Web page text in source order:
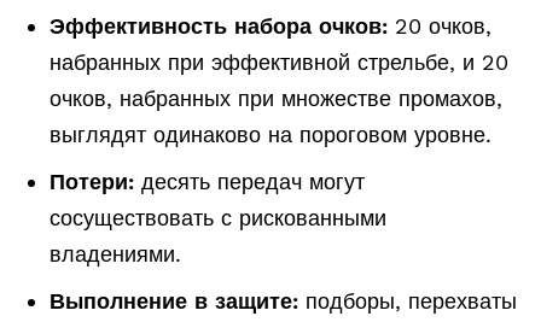
Эффективность набора очков:20 очков,
набранных при эффективной стрельбе, и 20
очков, набранных при множестве промахов,
выглядят одинаково на пороговом уровне.
Потери:десять передач могут
сосуществовать с рискованными
владениями.
Выполнение в защите:подборы, перехваты